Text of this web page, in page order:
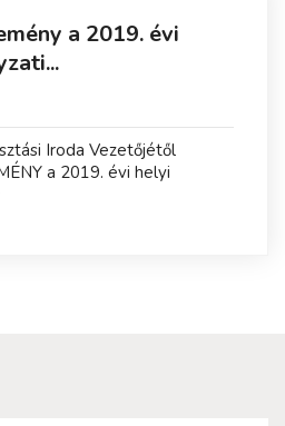
a 2019. évi
Iroda Vezetőjétől
a 2019. évi helyi